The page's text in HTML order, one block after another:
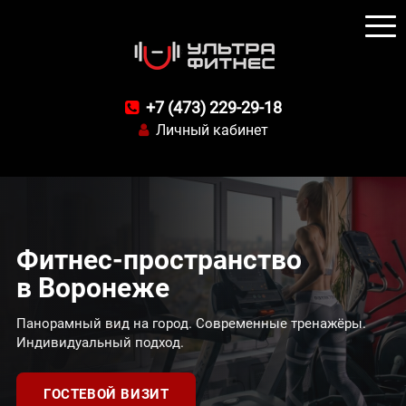
+7 (473) 229-29-18
Личный кабинет
Фитнес-пространство
в Воронеже
Панорамный вид на город. Современные тренажёры.
Индивидуальный подход.
ГОСТЕВОЙ ВИЗИТ